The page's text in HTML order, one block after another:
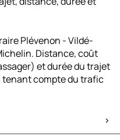
Plévenon - Vildé-
Distance, coût
et durée du trajet
tenant compte du trafic